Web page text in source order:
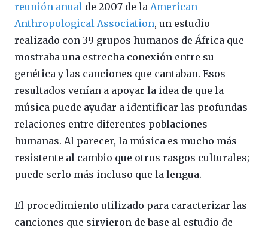
reunión anual de 2007 de la American
Anthropological Association, un estudio
realizado con 39 grupos humanos de África que
mostraba una estrecha conexión entre su
genética y las canciones que cantaban. Esos
resultados venían a apoyar la idea de que la
música puede ayudar a identificar las profundas
relaciones entre diferentes poblaciones
humanas. Al parecer, la música es mucho más
resistente al cambio que otros rasgos culturales;
puede serlo más incluso que la lengua.
El procedimiento utilizado para caracterizar las
canciones que sirvieron de base al estudio de